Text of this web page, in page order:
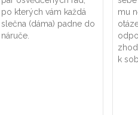
po kterých vám každá
slečna (dáma) padne do
náruče.
mu
k